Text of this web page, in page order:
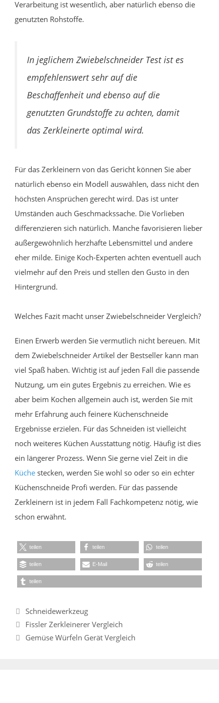
Verarbeitung ist wesentlich, aber natürlich ebenso die
genutzten Rohstoffe.
In jeglichem Zwiebelschneider Test ist es
empfehlenswert sehr auf die
Beschaffenheit und ebenso auf die
genutzten Grundstoffe zu achten, damit
das Zerkleinerte optimal wird.
Für das Zerkleinern von das Gericht können Sie aber
natürlich ebenso ein Modell auswählen, dass nicht den
höchsten Ansprüchen gerecht wird. Das ist unter
Umständen auch Geschmackssache. Die Vorlieben
differenzieren sich natürlich. Manche favorisieren lieber
außergewöhnlich herzhafte Lebensmittel und andere
eher milde. Einige Koch-Experten achten eventuell auch
vielmehr auf den Preis und stellen den Gusto in den
Hintergrund.
Welches Fazit macht unser Zwiebelschneider Vergleich?
Einen Erwerb werden Sie vermutlich nicht bereuen. Mit
dem Zwiebelschneider Artikel der Bestseller kann man
viel Spaß haben. Wichtig ist auf jeden Fall die passende
Nutzung, um ein gutes Ergebnis zu erreichen. Wie es
aber beim Kochen allgemein auch ist, werden Sie mit
mehr Erfahrung auch feinere Küchenschneide
Ergebnisse erzielen. Für das Schneiden ist vielleicht
noch weiteres Küchen Ausstattung nötig. Häufig ist dies
ein längerer Prozess. Wenn Sie gerne viel Zeit in die
Küche stecken, werden Sie wohl so oder so ein echter
Küchenschneide Profi werden. Für das passende
Zerkleinern ist in jedem Fall Fachkompetenz nötig, wie
schon erwähnt.
teilen teilen teilen
teilen E-Mail teilen
teilen
Kategorien
Schneidewerkzeug
Fissler Zerkleinerer Vergleich
Gemüse Würfeln Gerät Vergleich